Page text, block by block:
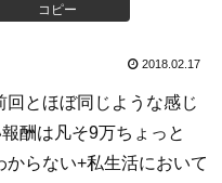
コピー
2018.02.17
回とほぼ同じような感じ
酬は凡そ9万ちょっと
らない+私生活において